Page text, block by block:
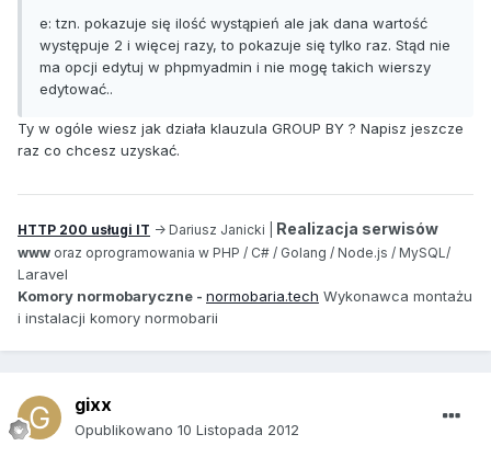
e: tzn. pokazuje się ilość wystąpień ale jak dana wartość
występuje 2 i więcej razy, to pokazuje się tylko raz. Stąd nie
ma opcji edytuj w phpmyadmin i nie mogę takich wierszy
edytować..
Ty w ogóle wiesz jak działa klauzula GROUP BY ? Napisz jeszcze
raz co chcesz uzyskać.
HTTP 200 usługi IT -> Dariusz Janicki | Realizacja serwisów
www oraz oprogramowania w PHP / C# / Golang / Node.js / MySQL/
Laravel
Komory normobaryczne - normobaria.tech Wykonawca montażu
i instalacji komory normobarii
gixx
Opublikowano 10 Listopada 2012